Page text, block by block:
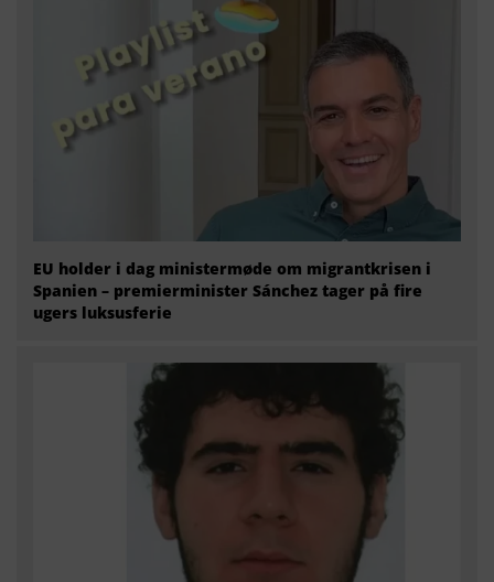
EU holder i dag ministermøde om migrantkrisen i
Spanien – premierminister Sánchez tager på fire
ugers luksusferie